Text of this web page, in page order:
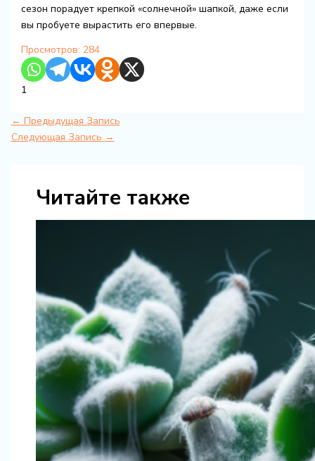
сезон порадует крепкой «солнечной» шапкой, даже если
вы пробуете вырастить его впервые.
Просмотров: 284
1
← Предыдущая Запись
Следующая Запись →
Читайте также